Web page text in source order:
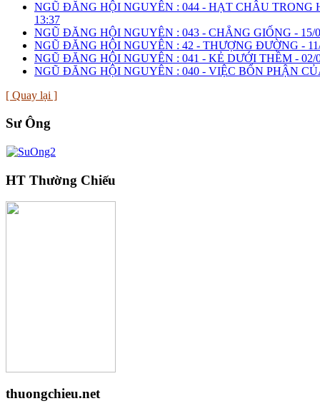
NGŨ ĐĂNG HỘI NGUYÊN : 044 - HẠT CHÂU TRONG
13:37
NGŨ ĐĂNG HỘI NGUYÊN : 043 - CHẲNG GIỐNG - 15/
NGŨ ĐĂNG HỘI NGUYÊN : 42 - THƯỢNG ĐƯỜNG -
NGŨ ĐĂNG HỘI NGUYÊN : 041 - KẺ DƯỚI THỀM - 02/
NGŨ ĐĂNG HỘI NGUYÊN : 040 - VIỆC BỔN PHẬN
[ Quay lại ]
Sư Ông
HT Thường Chiếu
thuongchieu.net